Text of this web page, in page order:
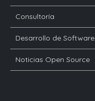
Consultoría
Desarrollo de Software
Noticias Open Source